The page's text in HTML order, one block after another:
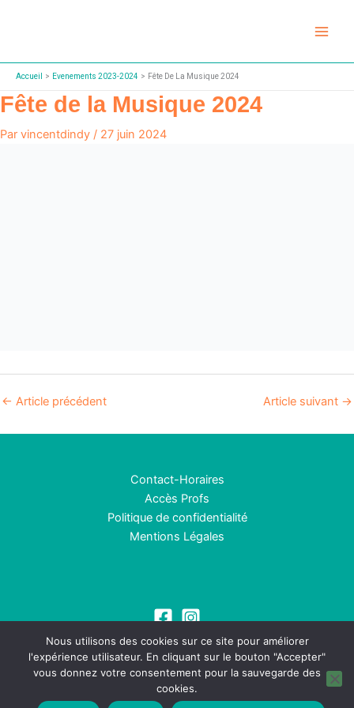
Accueil Evenements 2023-2024 Fête De La Musique 2024
Fête de la Musique 2024
Par vincentdindy / 27 juin 2024
← Article précédent Article suivant →
Contact-Horaires
Accès Profs
Politique de confidentialité
Mentions Légales
Copyright © 2026
Nous utilisons des cookies sur ce site pour améliorer
l'expérience utilisateur. En cliquant sur le bouton "Accepter"
vous donnez votre consentement pour la sauvegarde des
cookies.